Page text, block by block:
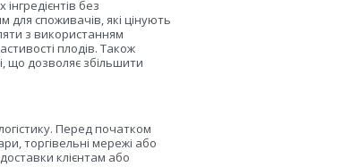
без
споживачів, які цінують
з використанням
плодів. Також
що дозволяє збільшити
Перед початком
торгівельні мережі або
клієнтам або